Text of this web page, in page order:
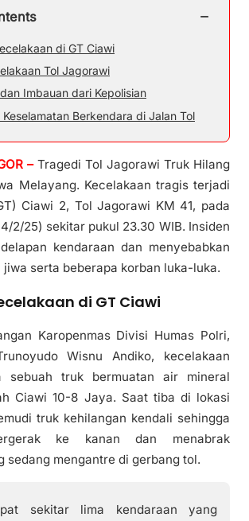
−
di GT Ciawi
Tol Jagorawi
Imbauan dari Kepolisian
Berkendara di Jalan Tol
–Tragedi Tol Jagorawi Truk Hilang
Melayang. Kecelakaan tragis terjadi
Ciawi 2, Tol Jagorawi KM 41, pada
2/25) sekitar pukul 23.30 WIB. Insiden
kendaraan dan menyebabkan
serta beberapa korban luka-luka.
di GT Ciawi
Karopenmas Divisi Humas Polri,
Wisnu Andiko, kecelakaan
sebuah truk bermuatan air mineral
Ciawi 10-8 Jaya. Saat tiba di lokasi
truk kehilangan kendali sehingga
ke kanan dan menabrak
sedang mengantre di gerbang tol.
sekitar lima kendaraan yang